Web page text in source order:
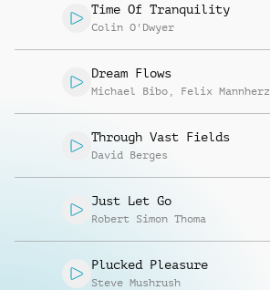
Time Of Tranquility
Colin O'Dwyer
Dream Flows
Michael Bibo , Felix Mannherz
Through Vast Fields
David Berges
Just Let Go
Robert Simon Thoma
Plucked Pleasure
Steve Mushrush